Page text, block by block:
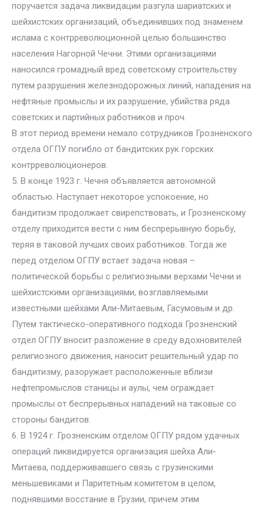
поручается задача ликвидации разгула шариатских и
шейхистских организаций, объединивших под знаменем
ислама с контрреволюционной целью большинство
населения Нагорной Чечни. Этими организациями
наносился громадный вред советскому строительству
путем разрушения железнодорожных линий, нападения на
нефтяные промыслы и их разрушение, убийства ряда
советских и партийных работников и проч.
В этот период времени немало сотрудников Грозненского
отдела ОГПУ погибло от бандитских рук горских
контрреволюционеров.
5. В конце 1923 г. Чечня объявляется автономной
областью. Наступает некоторое успокоение, но
бандитизм продолжает свирепствовать, и Грозненскому
отделу приходится вести с ним беспрерывную борьбу,
теряя в таковой лучших своих работников. Тогда же
перед отделом ОГПУ встает задача новая –
политической борьбы с религиозными верхами Чечни и
шейхистскими организациями, возглавляемыми
известными шейхами Али-Митаевым, Гасумовым и др.
Путем тактическо-оперативного подхода Грозненский
отдел ОГПУ вносит разложение в среду вдохновителей
религиозного движения, наносит решительный удар по
бандитизму, разоружает расположенные вблизи
нефтепромыслов станицы и аулы, чем ограждает
промыслы от беспрерывных нападений на таковые со
стороны бандитов.
6. В 1924 г. Грозненским отделом ОГПУ рядом удачных
операций ликвидируется организация шейха Али-
Митаева, поддерживавшего связь с грузинскими
меньшевиками и Паритетным комитетом в целом,
поднявшими восстание в Грузии, причем этим